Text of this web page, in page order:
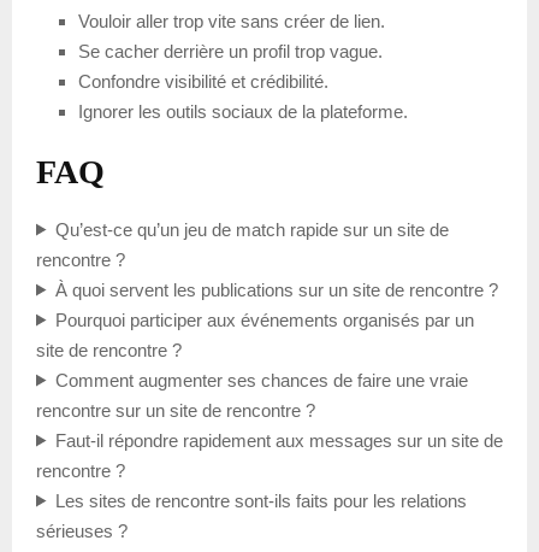
Vouloir aller trop vite sans créer de lien.
Se cacher derrière un profil trop vague.
Confondre visibilité et crédibilité.
Ignorer les outils sociaux de la plateforme.
FAQ
Qu’est-ce qu’un jeu de match rapide sur un site de
rencontre ?
À quoi servent les publications sur un site de rencontre ?
Pourquoi participer aux événements organisés par un
site de rencontre ?
Comment augmenter ses chances de faire une vraie
rencontre sur un site de rencontre ?
Faut-il répondre rapidement aux messages sur un site de
rencontre ?
Les sites de rencontre sont-ils faits pour les relations
sérieuses ?